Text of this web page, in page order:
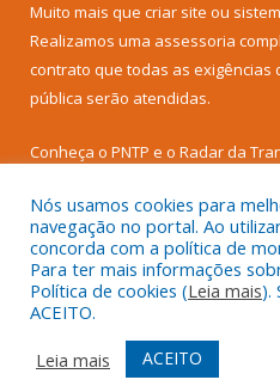
Muito mais que criar site ou
Realizamos uma assessoria
contrato que todas as exigências
pública serão atendidas.
Conheça o PNTP e o Radar da
Todos os direitos reservados a
José
Mapa do Site
Acessar Área
Acessar Webmail
Nós usamos cookies para
navegação no portal. Ao
concorda com a política de
Para ter mais informações
Política de cookies (Leia mais).
ACEITO.
Leia mais
ACEITO